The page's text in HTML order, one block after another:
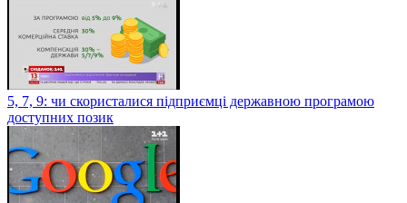
5, 7, 9: чи скористалися підприємці державною програмою
доступних позик